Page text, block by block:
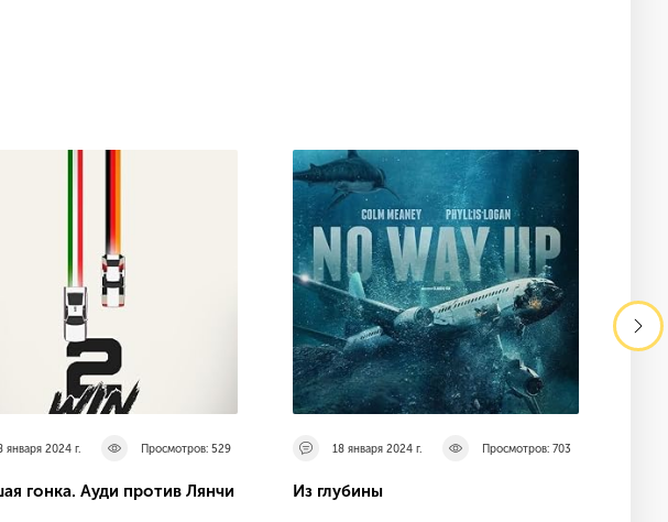
января 2024 г. Просмотров: 529
гонка. Ауди против Лянчи
18 января 2024 г. Просмотров: 703
Из глубины